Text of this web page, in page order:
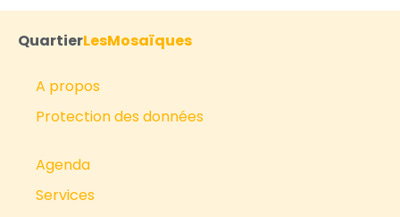
QuartierLesMosaïques
A propos
Protection des données
Agenda
Services